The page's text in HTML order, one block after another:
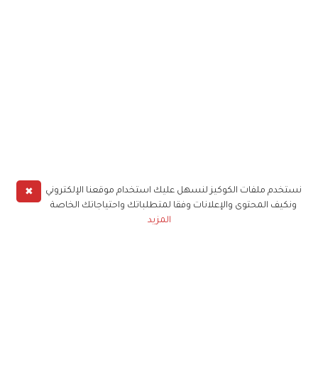
✖
نستخدم ملفات الكوكيز لنسهل عليك استخدام موقعنا الإلكتروني
ونكيف المحتوى والإعلانات وفقا لمتطلباتك واحتياجاتك الخاصة
المزيد